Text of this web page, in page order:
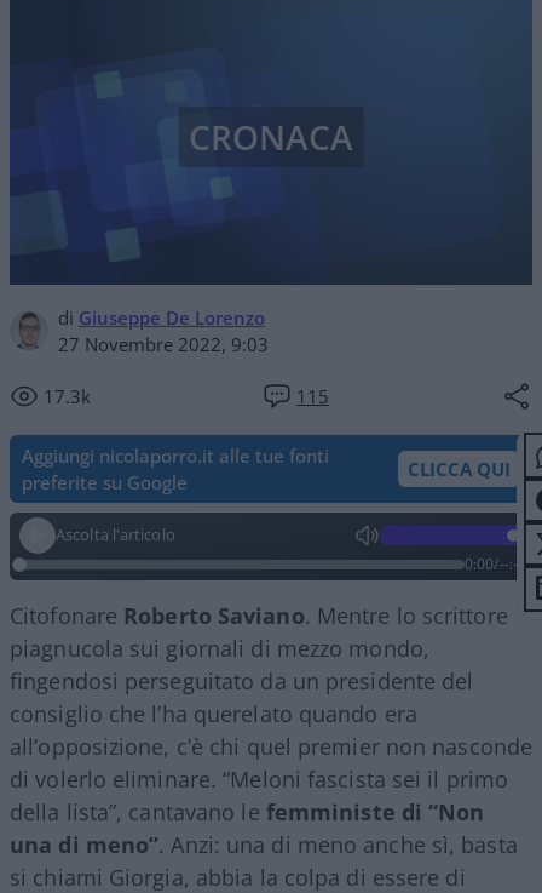
di Giuseppe De Lorenzo
27 Novembre 2022, 9:03
17.3k 115
CRONACA
Aggiungi nicolaporro.it alle tue fonti
preferite su Google
CLICCA QUI
Ascolta l'articolo
0:00/--:--
Citofonare Roberto Saviano. Mentre lo scrittore
piagnucola sui giornali di mezzo mondo,
fingendosi perseguitato da un presidente del
consiglio che l’ha querelato quando era
all’opposizione, c’è chi quel premier non nasconde
di volerlo eliminare. “Meloni fascista sei il primo
della lista”, cantavano le femministe di “Non
una di meno”. Anzi: una di meno anche sì, basta
si chiami Giorgia, abbia la colpa di essere di